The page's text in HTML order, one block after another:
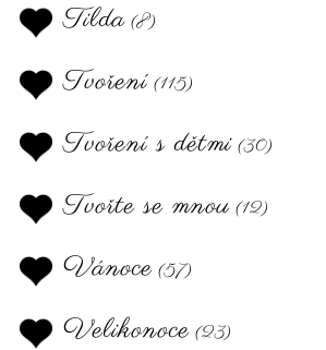
Tilda (8)
Tvoření (115)
Tvoření s dětmi (30)
Tvořte se mnou (12)
Vánoce (57)
Velikonoce (23)